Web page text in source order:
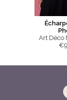
Art Déco